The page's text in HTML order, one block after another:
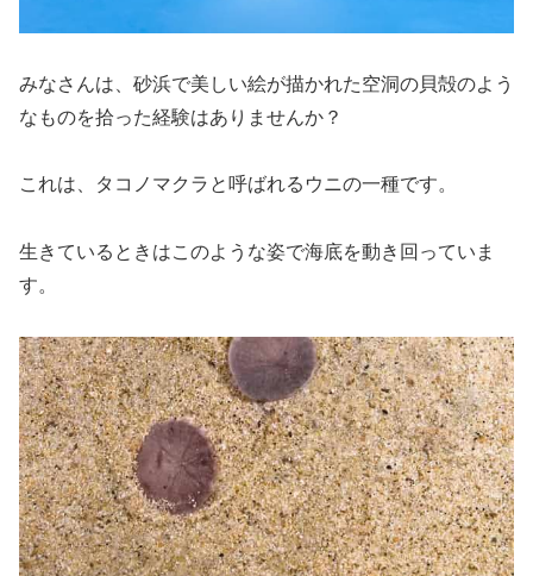
みなさんは、砂浜で美しい絵が描かれた空洞の貝殻のよう
なものを拾った経験はありませんか？
これは、タコノマクラと呼ばれるウニの一種です。
生きているときはこのような姿で海底を動き回っていま
す。